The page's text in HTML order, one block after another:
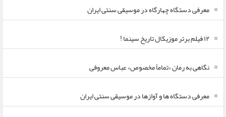
معرفی دستگاه چهارگاه در موسیقی سنتی ایران
۱۲ فیلم برتر موزیکال تاریخ سینما !
نگاهی به رمان «تماماً مخصوص» عباس معروفی
معرفی دستگاه ها و آوازها در موسیقی سنتی ایران